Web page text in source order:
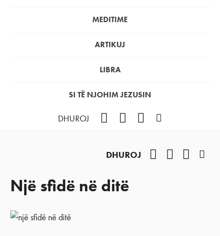
MEDITIME
ARTIKUJ
LIBRA
SI TË NJOHIM JEZUSIN
DHUROJ Instagram
DHUROJ YouTube
Një sfidë në ditë